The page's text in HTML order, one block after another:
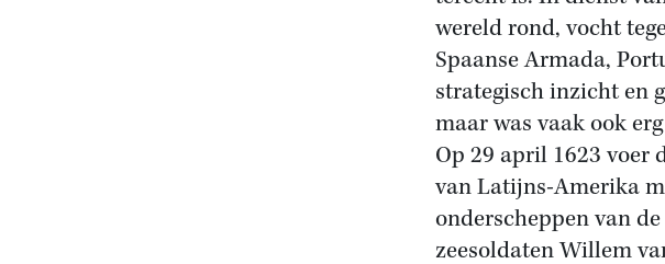
wereld rond, vocht
Spaanse Armada,
strategisch inzicht en
maar was vaak ook
Op 29 april 1623 voer
van Latijns-Amerika
onderscheppen van
zeesoldaten Willem